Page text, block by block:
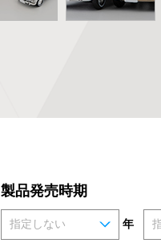
製品発売時期
年